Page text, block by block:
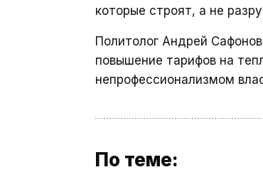
которые строят, а не
Политолог Андрей
повышение тарифов на
непрофессионализмом
По теме: